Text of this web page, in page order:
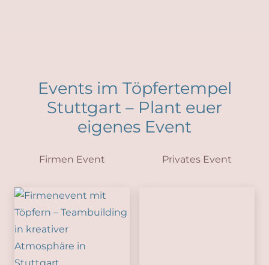
Events im Töpfertempel
Stuttgart – Plant euer
eigenes Event
Firmen Event Privates Event